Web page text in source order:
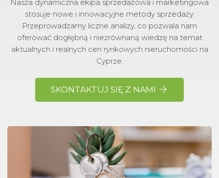
Nasza dynamiczna ekipa sprzedażowa i marketingowa
stosuje nowe i innowacyjne metody sprzedaży.
Przeprowadzamy liczne analizy, co pozwala nam
oferować dogłębną i niezrównaną wiedzę na temat
aktualnych i realnych cen rynkowych nieruchomości na
Cyprze.
SKONTAKTUJ SIĘ Z NAMI